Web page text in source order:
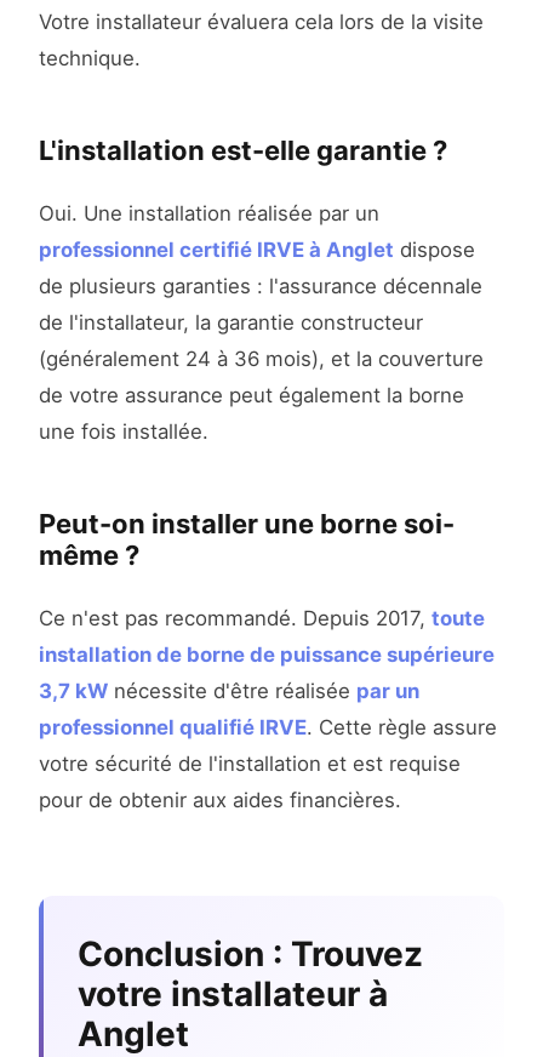
Votre installateur évaluera cela lors de la visite
technique.
L'installation est-elle garantie ?
Oui. Une installation réalisée par un
professionnel certifié IRVE à Anglet dispose
de plusieurs garanties : l'assurance décennale
de l'installateur, la garantie constructeur
(généralement 24 à 36 mois), et la couverture
de votre assurance peut également la borne
une fois installée.
Peut-on installer une borne soi-
même ?
Ce n'est pas recommandé. Depuis 2017, toute
installation de borne de puissance supérieure
3,7 kW nécessite d'être réalisée par un
professionnel qualifié IRVE. Cette règle assure
votre sécurité de l'installation et est requise
pour de obtenir aux aides financières.
Conclusion : Trouvez
votre installateur à
Anglet